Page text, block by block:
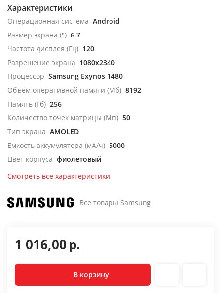
Характеристики
Операционная система Android
Размер экрана (") 6.7
Частота дисплея (Гц) 120
Разрешение экрана 1080x2340
Процессор Samsung Exynos 1480
Объем оперативной памяти (Мб) 8192
Память (Гб) 256
Количество точек матрицы (Мп) 50
Тип экрана AMOLED
Емкость аккумулятора (мА/ч) 5000
Цвет корпуса фиолетовый
Смотреть все характеристики
Все товары Samsung
1 016,00р.
В корзину